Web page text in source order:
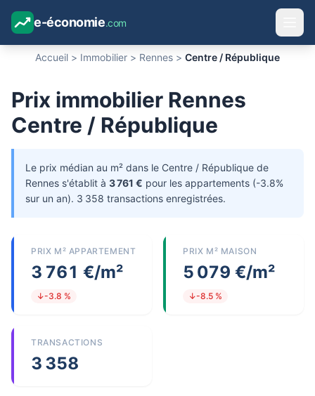
e-économie.com
Accueil > Immobilier > Rennes > Centre / République
Prix immobilier Rennes
Centre / République
Le prix médian au m² dans le Centre / République de
Rennes s'établit à 3 761 € pour les appartements (-3.8%
sur un an). 3 358 transactions enregistrées.
PRIX M² APPARTEMENT
3 761 €/m²
↓-3.8 %
PRIX M² MAISON
5 079 €/m²
↓-8.5 %
TRANSACTIONS
3 358